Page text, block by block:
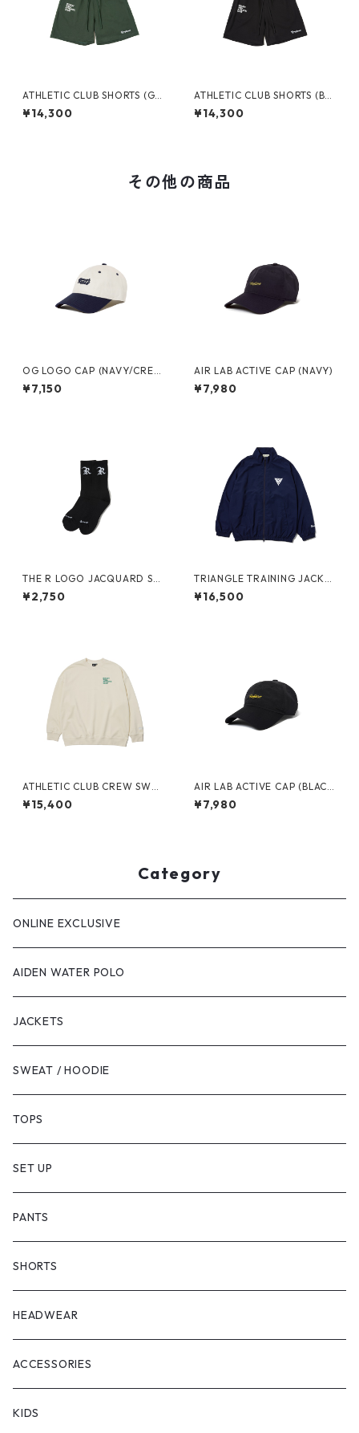
ATHLETIC CLUB SHORTS (GR
EEN)
¥14,300
ATHLETIC CLUB SHORTS (BLA
CK)
¥14,300
その他の商品
OG LOGO CAP (NAVY/CREA
M)
¥7,150
AIR LAB ACTIVE CAP (NAVY)
¥7,980
THE R LOGO JACQUARD SO
CKS（BLACK）
¥2,750
TRIANGLE TRAINING JACKE
T(NAVY)
¥16,500
ATHLETIC CLUB CREW SWEA
T(BEIGE)
¥15,400
AIR LAB ACTIVE CAP (BLAC
K)
¥7,980
Category
ONLINE EXCLUSIVE
AIDEN WATER POLO
JACKETS
SWEAT / HOODIE
TOPS
SET UP
PANTS
SHORTS
HEADWEAR
ACCESSORIES
KIDS